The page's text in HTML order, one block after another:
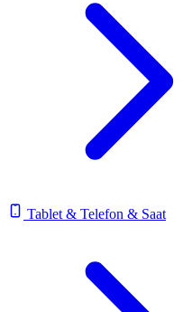
Tablet & Telefon & Saat